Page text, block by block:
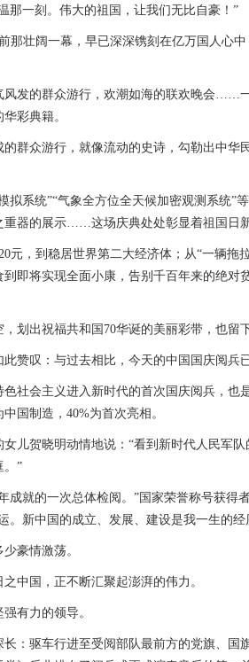
一刻。伟大的祖国，让我们无比自豪！”
壮阔一幕，早已深深镌刻在亿万国人心中
发的群众游行，欢潮如海的联欢晚会……
彩典籍。
众游行，就像流动的史诗，勾勒出中华
系统”“气象全方位全天候加密观测系统”
重器的展示……这场庆典处处彰显着祖国日
，到稳居世界第二大经济体；从“一辆拖
到即将实现全面小康，告别千百年来的绝
出祝福共和国70华诞的美丽彩带，也留下
叹：与过去相比，今天的中国国庆阅兵已
会主义进入新时代的首次国庆阅兵，也
国制造，40%为首次亮相。
贺晓明动情地说：“看到新时代人民军队
。”
就的一次总体检阅。”国家荣誉称号获得
。新中国的成立、发展、建设是我一生的
豪情激荡。
国，正不断汇聚起澎湃的伟力。
有力的领导。
驱车行进至受阅部队最前方的党旗、国